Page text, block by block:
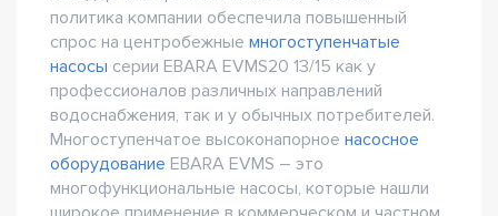
политика компании обеспечила повышенный
спрос на центробежные многоступенчатые
насосы серии EBARA EVMS20 13/15 как у
профессионалов различных направлений
водоснабжения, так и у обычных потребителей.
Многоступенчатое высоконапорное насосное
оборудование EBARA EVMS – это
многофункциональные насосы, которые нашли